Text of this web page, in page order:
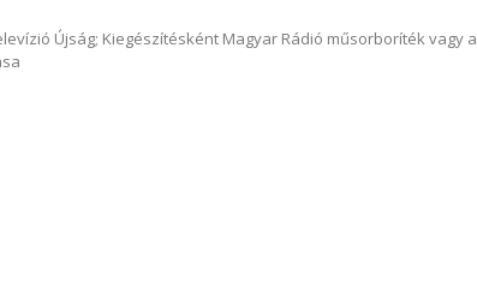
Újság; Kiegészítésként Magyar Rádió műsorboríték vagy a